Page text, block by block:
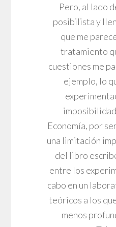
Pero, al lado
posibilista y
que me
tratamiento
cuestiones me
ejemplo, lo
Economía, por
una limitación
del libro
entre los
cabo en un
teóricos a los
menos